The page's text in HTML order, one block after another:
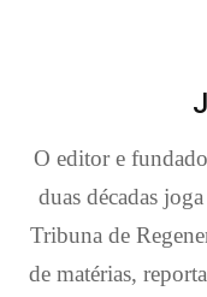
O editor e
duas décadas
Tribuna de
de matérias,